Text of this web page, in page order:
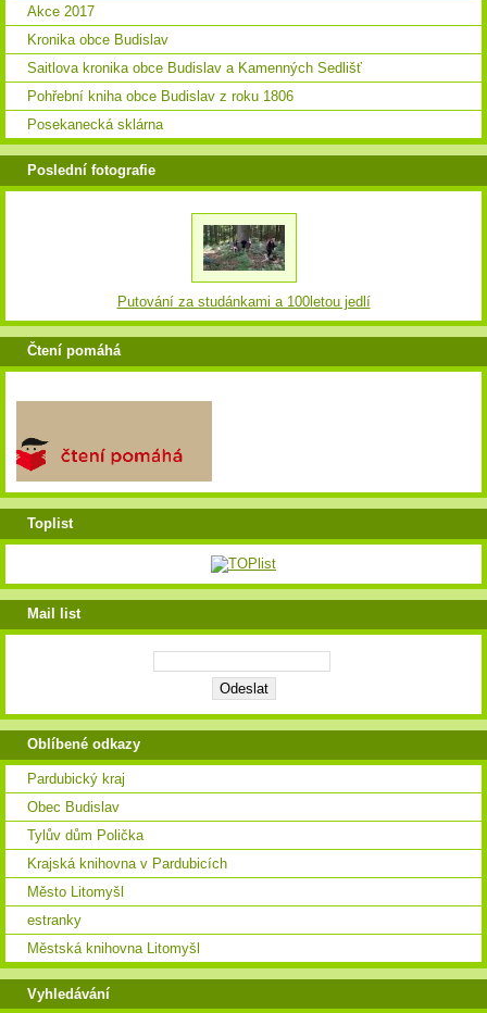
Akce 2017
Kronika obce Budislav
Saitlova kronika obce Budislav a Kamenných Sedlišť
Pohřební kniha obce Budislav z roku 1806
Posekanecká sklárna
Poslední fotografie
Putování za studánkami a 100letou jedlí
Čtení pomáhá
Toplist
Mail list
Oblíbené odkazy
Pardubický kraj
Obec Budislav
Tylův dům Polička
Krajská knihovna v Pardubicích
Město Litomyšl
estranky
Městská knihovna Litomyšl
Vyhledávání